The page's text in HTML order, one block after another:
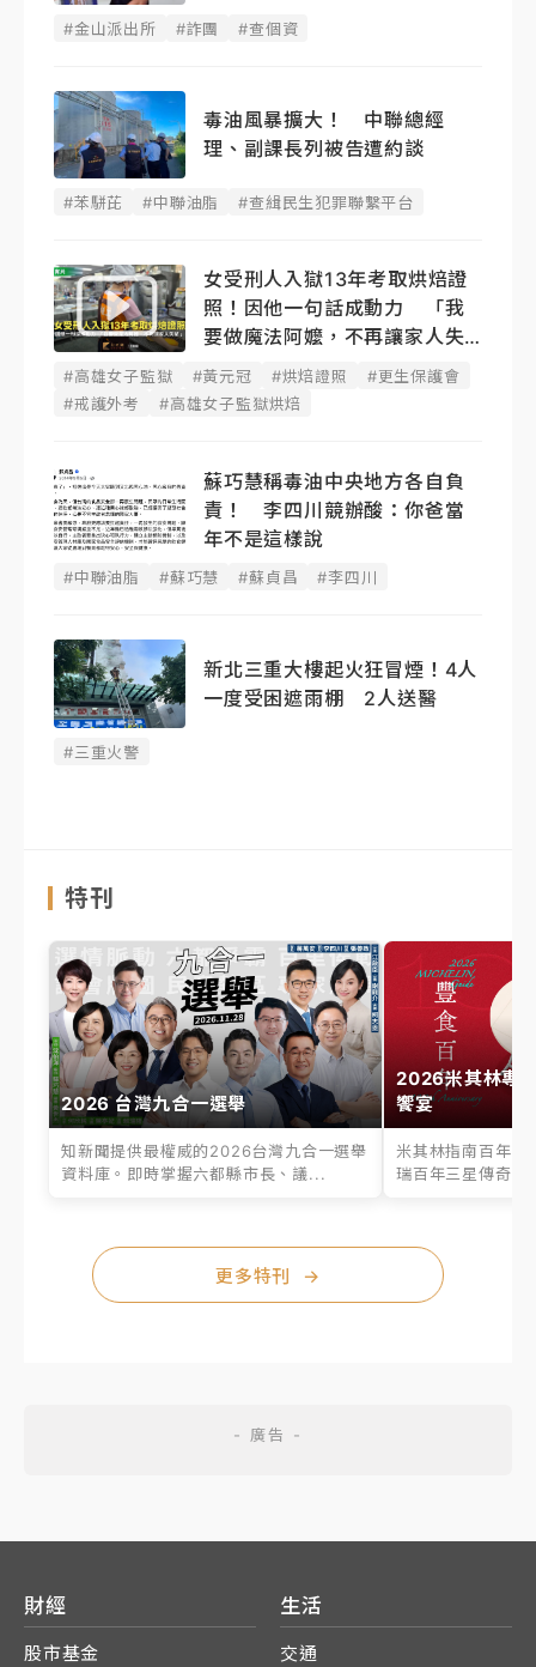
#金山派出所 #詐團 #查個資
毒油風暴擴大！ 中聯總經
理、副課長列被告遭約談
#苯駢芘 #中聯油脂 #查緝民生犯罪聯繫平台
女受刑人入獄13年考取烘焙證
照！因他一句話成動力 「我
要做魔法阿嬤，不再讓家人失
望」
#高雄女子監獄 #黃元冠 #烘焙證照
#更生保護會
#戒護外考
#高雄女子監獄烘焙
蘇巧慧稱毒油中央地方各自負
責！ 李四川競辦酸：你爸當
年不是這樣說
#中聯油脂 #蘇巧慧 #蘇貞昌 #李四川
新北三重大樓起火狂冒煙！4人
一度受困遮雨棚 2人送醫
#三重火警
特刊
2026 台灣九合一選舉
知新聞提供最權威的2026台灣九合一選舉
資料庫。即時掌握六都縣市長、議...
2026米其林專
饗宴
米其林指南百年之
瑞百年三星傳奇、
更多特刊 →
財經
股市基金
生活
交通